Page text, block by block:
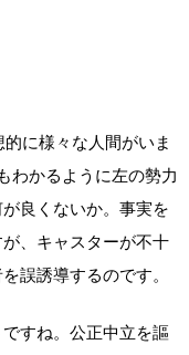
に様々な人間がいま
わかるように左の勢力
良くないか。事実を
、キャスターが不十
誤誘導するのです。
すね。公正中立を謳